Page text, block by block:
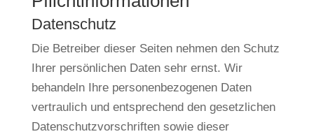
Datenschutz
Die Betreiber dieser Seiten nehmen den Schutz
Ihrer persönlichen Daten sehr ernst. Wir
behandeln Ihre personenbezogenen Daten
vertraulich und entsprechend den gesetzlichen
Datenschutzvorschriften sowie dieser